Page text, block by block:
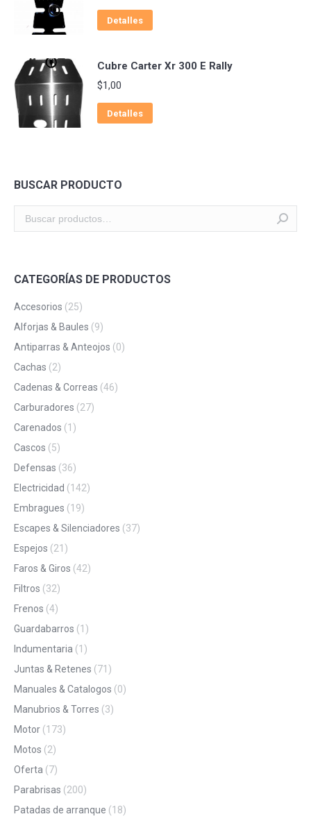
Detalles
Cubre Carter Xr 300 E Rally
$1,00
Detalles
BUSCAR PRODUCTO
CATEGORÍAS DE PRODUCTOS
Accesorios (25)
Alforjas & Baules (9)
Antiparras & Anteojos (0)
Cachas (2)
Cadenas & Correas (46)
Carburadores (27)
Carenados (1)
Cascos (5)
Defensas (36)
Electricidad (142)
Embragues (19)
Escapes & Silenciadores (37)
Espejos (21)
Faros & Giros (42)
Filtros (32)
Frenos (4)
Guardabarros (1)
Indumentaria (1)
Juntas & Retenes (71)
Manuales & Catalogos (0)
Manubrios & Torres (3)
Motor (173)
Motos (2)
Oferta (7)
Parabrisas (200)
Patadas de arranque (18)